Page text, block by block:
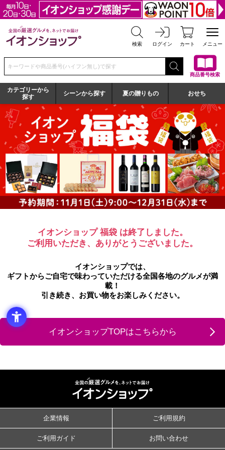
全国の厳選グルメを、ネットでお届け イオンショップ
検索 ログイン カート メニュー
検索キーワードまたは商品番号を入力してください
商品番号検索
カテゴリーから
探す
シーンから探す 夏の贈りもの おせち
イオンショップ 福袋 は終了しました。
ご利用いただき、ありがとうございました。
イオンショップでは、
ギフトからご自宅で味わっていただける全国各地のグルメが満
載！
引き続き、お買い物をお楽しみください。
イオンショップTOPはこちらから
企業情報 ご利用規約
ご利用ガイド お問い合わせ